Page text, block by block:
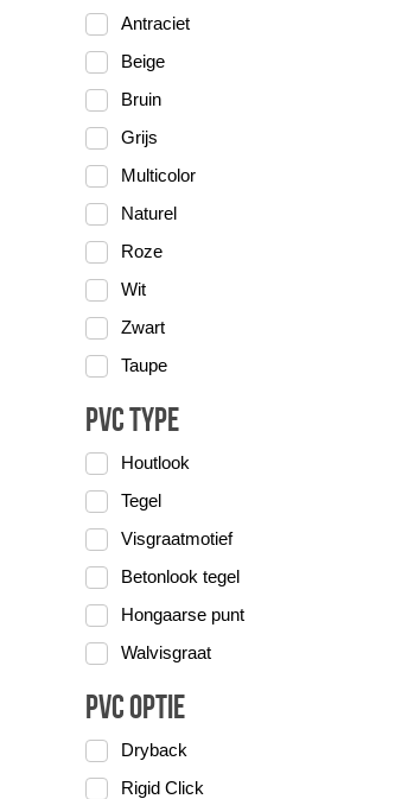
Antraciet
Beige
Bruin
Grijs
Multicolor
Naturel
Roze
Wit
Zwart
Taupe
PVC Type
Houtlook
Tegel
Visgraatmotief
Betonlook tegel
Hongaarse punt
Walvisgraat
PVC optie
Dryback
Rigid Click